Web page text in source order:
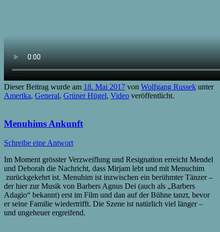
Dieser Beitrag wurde am 18. Mai 2017 von Wolfgang Russek unter
Amerika, General, Grüner Hügel, Video veröffentlicht.
Menuhims Ankunft
Schreibe eine Antwort
Im Moment grösster Verzweiflung und Resignation erreicht Mendel
und Deborah die Nachricht, dass Mirjam lebt und mit Menuchim
zurückgekehrt ist. Menuhim ist inzwischen ein berühmter Tänzer –
der hier zur Musik von Barbers Agnus Dei (auch als „Barbers
Adagio“ bekannt) erst im Film und dan auf der Bühne tanzt, bevor
er seine Familie wiedertrifft. Die Szene ist natürlich viel länger –
und ungeheuer ergreifend.